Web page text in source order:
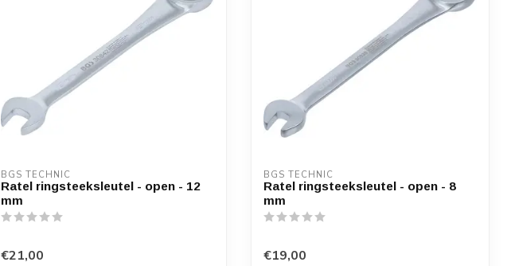
BGS TECHNIC
Ratel ringsteeksleutel - open - 12
mm
€21,00
BGS TECHNIC
Ratel ringsteeksleutel - open - 8
mm
€19,00